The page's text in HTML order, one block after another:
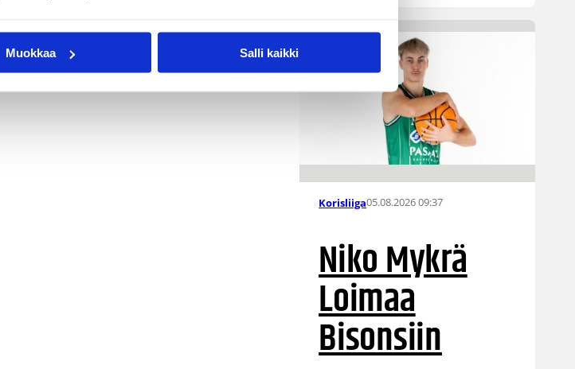
Muokkaa Salli kaikki
Korisliiga05.08.2026 09:37
Niko Mykrä
Loimaa
Bisonsiin